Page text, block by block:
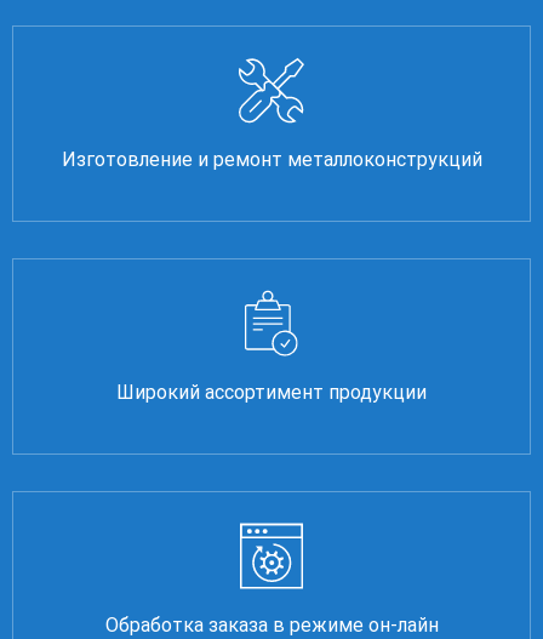
Изготовление и ремонт металлоконструкций
Широкий ассортимент продукции
Обработка заказа в режиме он-лайн